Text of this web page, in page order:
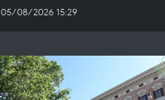
05/08/2026 15:29